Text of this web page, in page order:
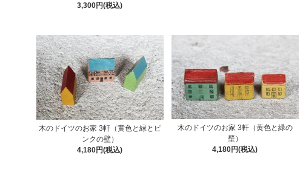
3,300円(税込)
木のドイツのお家 3軒（黄色と緑とピ
ンクの壁）
4,180円(税込)
木のドイツのお家 3軒（黄色と緑の
壁）
4,180円(税込)